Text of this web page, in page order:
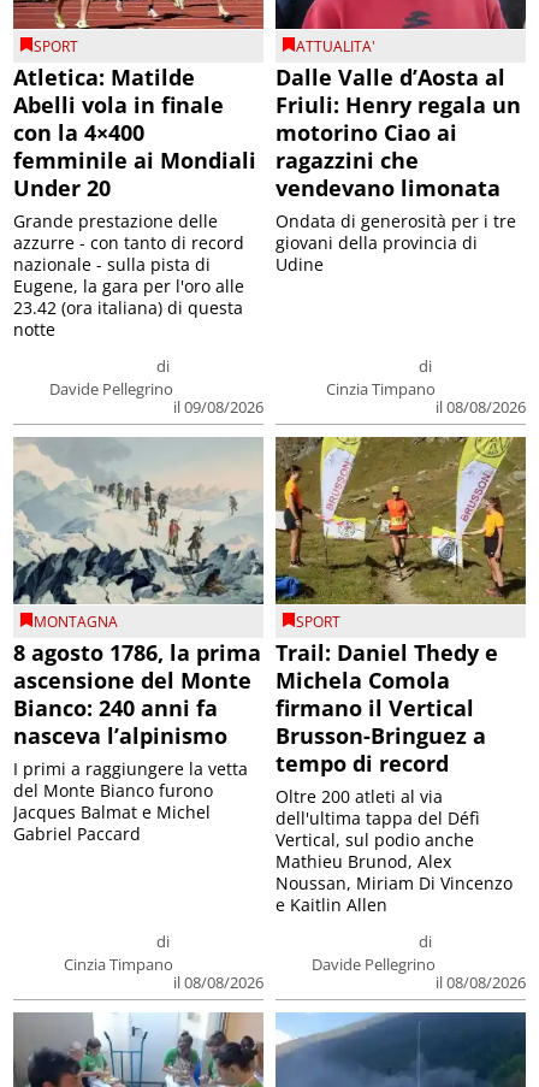
SPORT
Atletica: Matilde
Abelli vola in finale
con la 4×400
femminile ai Mondiali
Under 20
di
Davide Pellegrino
il 09/08/2026
Grande prestazione delle
azzurre - con tanto di record
nazionale - sulla pista di
Eugene, la gara per l'oro alle
23.42 (ora italiana) di questa
notte
ATTUALITA'
Dalle Valle d’Aosta al
Friuli: Henry regala un
motorino Ciao ai
ragazzini che
vendevano limonata
di
Cinzia Timpano
il 08/08/2026
Ondata di generosità per i tre
giovani della provincia di
Udine
MONTAGNA
8 agosto 1786, la prima
ascensione del Monte
Bianco: 240 anni fa
nasceva l’alpinismo
di
Cinzia Timpano
il 08/08/2026
I primi a raggiungere la vetta
del Monte Bianco furono
Jacques Balmat e Michel
Gabriel Paccard
SPORT
Trail: Daniel Thedy e
Michela Comola
firmano il Vertical
Brusson-Bringuez a
tempo di record
di
Davide Pellegrino
il 08/08/2026
Oltre 200 atleti al via
dell'ultima tappa del Défì
Vertical, sul podio anche
Mathieu Brunod, Alex
Noussan, Miriam Di Vincenzo
e Kaitlin Allen